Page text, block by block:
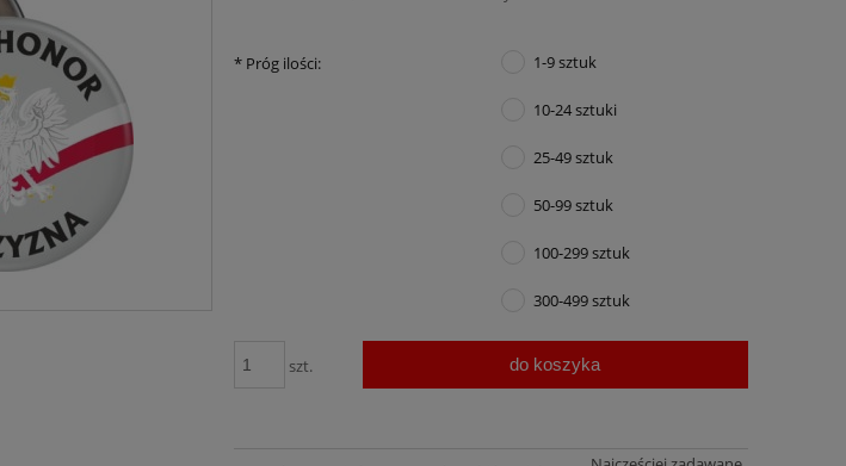
* Próg ilości: 1-9 sztuk
10-24 sztuki
25-49 sztuk
50-99 sztuk
100-299 sztuk
300-499 sztuk
szt. do koszyka